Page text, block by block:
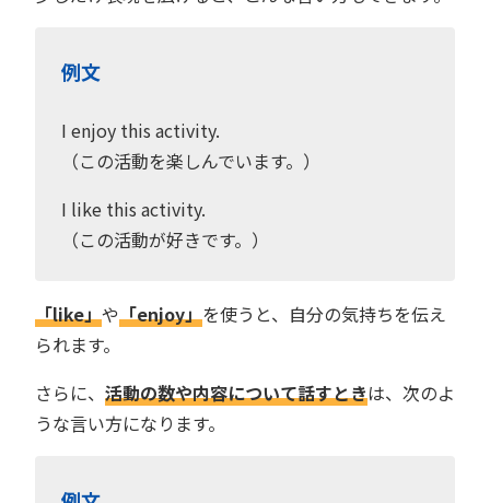
例文
I enjoy this activity.
（この活動を楽しんでいます。）
I like this activity.
（この活動が好きです。）
「like」や「enjoy」を使うと、自分の気持ちを伝え
られます。
さらに、 活動の数や内容について話すときは、次のよ
うな言い方になります。